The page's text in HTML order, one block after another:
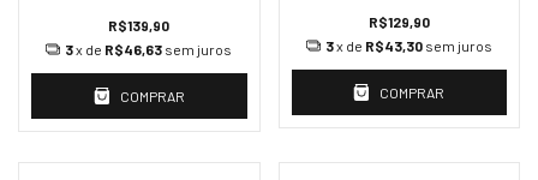
R$139,90
3x de R$46,63 sem juros
COMPRAR
R$129,90
3x de R$43,30 sem juros
COMPRAR